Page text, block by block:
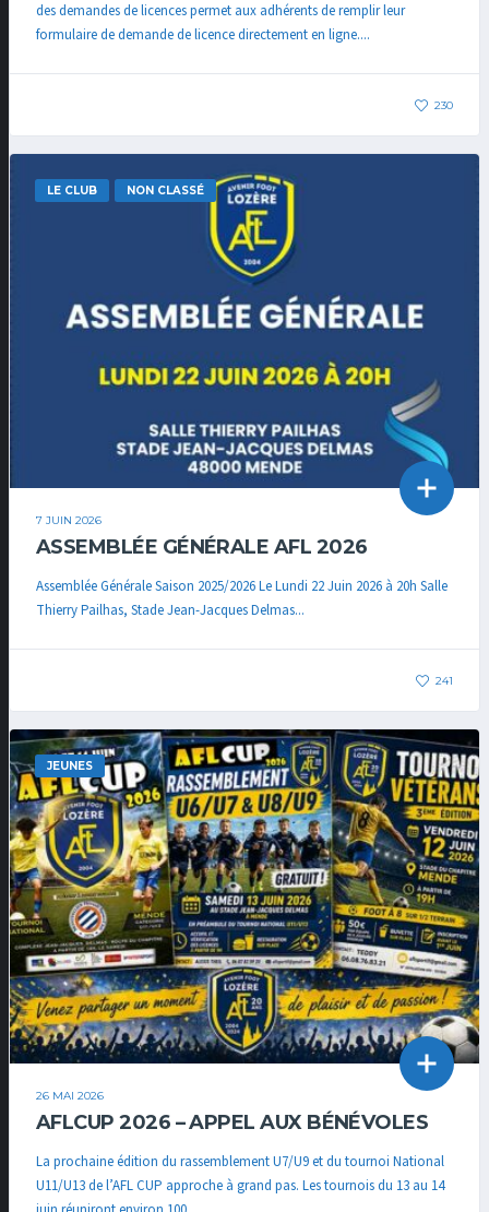
des demandes de licences permet aux adhérents de remplir leur
formulaire de demande de licence directement en ligne....
230
LE CLUB NON CLASSÉ
7 JUIN 2026
ASSEMBLÉE GÉNÉRALE AFL 2026
Assemblée Générale Saison 2025/2026 Le Lundi 22 Juin 2026 à 20h Salle
Thierry Pailhas, Stade Jean-Jacques Delmas...
241
JEUNES
26 MAI 2026
AFLCUP 2026 – APPEL AUX BÉNÉVOLES
La prochaine édition du rassemblement U7/U9 et du tournoi National
U11/U13 de l’AFL CUP approche à grand pas. Les tournois du 13 au 14